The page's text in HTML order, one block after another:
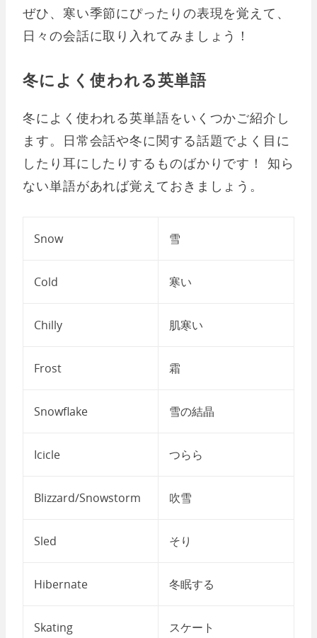
ぜひ、寒い季節にぴったりの表現を覚えて、
日々の会話に取り入れてみましょう！
冬によく使われる英単語
冬によく使われる英単語をいくつかご紹介し
ます。日常会話や冬に関する話題でよく目に
したり耳にしたりするものばかりです！ 知ら
ない単語があれば覚えておきましょう。
Snow 雪
Cold 寒い
Chilly 肌寒い
Frost 霜
Snowflake 雪の結晶
Icicle つらら
Blizzard/Snowstorm 吹雪
Sled そり
Hibernate 冬眠する
Skating スケート